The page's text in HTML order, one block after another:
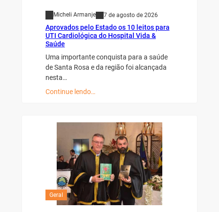
Micheli Armanje 7 de agosto de 2026
Aprovados pelo Estado os 10 leitos para
UTI Cardiológica do Hospital Vida &
Saúde
Uma importante conquista para a saúde
de Santa Rosa e da região foi alcançada
nesta…
Continue lendo…
Geral